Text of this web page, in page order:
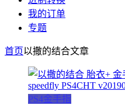
我的订单
专题
首页以撒的结合文章
PS4金手指